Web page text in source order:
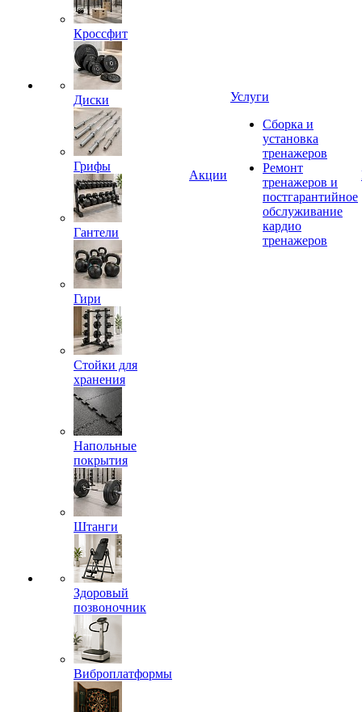
Кроссфит
Диски
Грифы
Гантели
Гири
Стойки для
хранения
Напольные
покрытия
Штанги
Здоровый
позвоночник
Виброплатформы
Акции
Услуги
Сборка и
установка
тренажеров
Ремонт
тренажеров и
постгарантийное
обслуживание
кардио
тренажеров